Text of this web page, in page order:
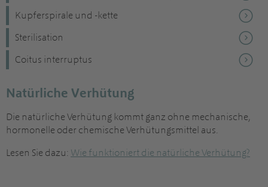
Kupferspirale und -kette
Sterilisation
Coitus interruptus
Natürliche Verhütung
Die natürliche Verhütung kommt ganz ohne mechanische,
hormonelle oder chemische Verhütungsmittel aus.
Lesen Sie dazu: Wie funktioniert die natürliche Verhütung?